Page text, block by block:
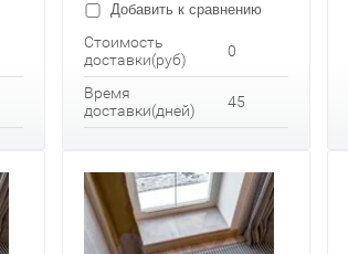
Добавить к сравнению
Стоимость
доставки(руб)
0
Время
доставки(дней)
45